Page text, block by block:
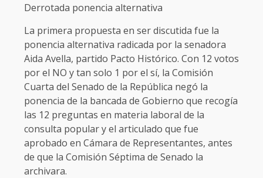
Derrotada ponencia alternativa
La primera propuesta en ser discutida fue la
ponencia alternativa radicada por la senadora
Aida Avella, partido Pacto Histórico. Con 12 votos
por el NO y tan solo 1 por el sí, la Comisión
Cuarta del Senado de la República negó la
ponencia de la bancada de Gobierno que recogía
las 12 preguntas en materia laboral de la
consulta popular y el articulado que fue
aprobado en Cámara de Representantes, antes
de que la Comisión Séptima de Senado la
archivara.